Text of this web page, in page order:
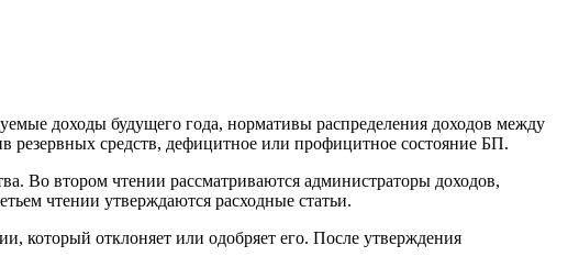
доходы будущего года, нормативы распределения доходов между
средств, дефицитное или профицитное состояние БП.
Во втором чтении рассматриваются администраторы доходов,
чтении утверждаются расходные статьи.
который отклоняет или одобряет его. После утверждения